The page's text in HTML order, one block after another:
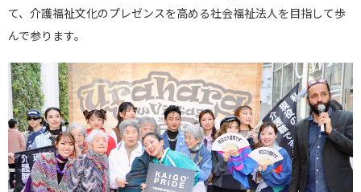
て、介護福祉文化のプレゼンスを高める社会福祉法人を目指して歩
んで参ります。